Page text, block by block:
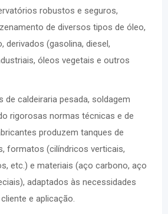
robustos e seguros,
de diversos tipos de óleo,
derivados (gasolina, diesel,
óleos vegetais e outros
de caldeiraria pesada, soldagem
rigorosas normas técnicas e de
produzem tanques de
formatos (cilíndricos verticais,
etc.) e materiais (aço carbono, aço
adaptados às necessidades
e aplicação.